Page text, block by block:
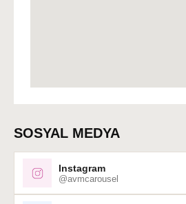
SOSYAL MEDYA
Instagram
@avmcarousel